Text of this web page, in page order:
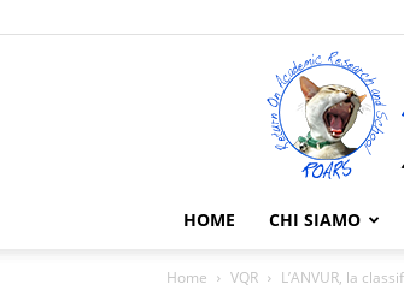
HOME CHI SIAMO
Home VQR L’ANVUR, la